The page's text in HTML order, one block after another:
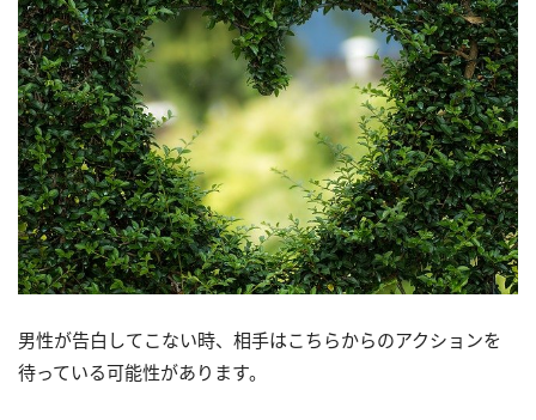
男性が告白してこない時、相手はこちらからのアクションを
待っている可能性があります。